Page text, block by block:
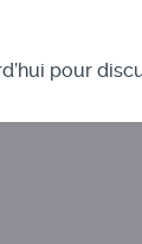
pour